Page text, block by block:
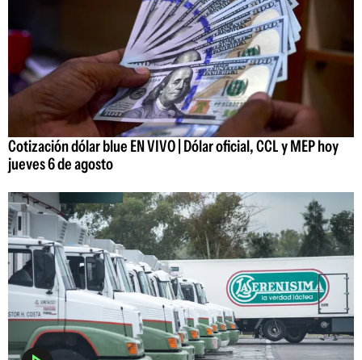
Cotización dólar blue EN VIVO | Dólar oficial, CCL y MEP hoy
jueves 6 de agosto